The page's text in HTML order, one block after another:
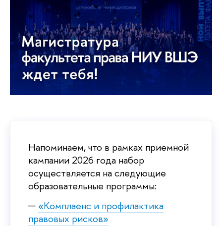
Напоминаем, что в рамках приемной
кампании 2026 года набор
осуществляется на следующие
образовательные программы:
«Комплаенс и профилактика
правовых рисков»